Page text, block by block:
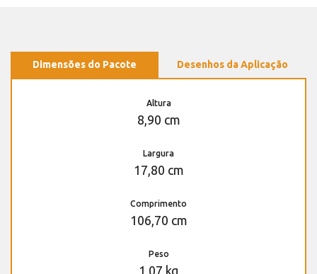
Dimensões do Pacote Desenhos da Aplicação
Altura
8,90 cm
Largura
17,80 cm
Comprimento
106,70 cm
Peso
1,07 kg